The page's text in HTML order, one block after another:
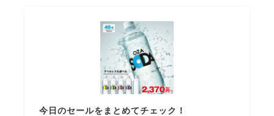
今日のセールをまとめてチェック！